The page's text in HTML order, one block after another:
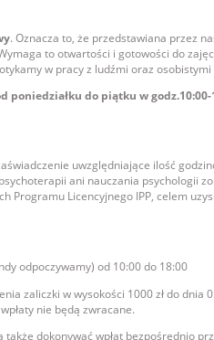
. Oznacza to, że przedstawiana przez
to otwartości i gotowości do
w pracy z ludźmi oraz
poniedziałku do piątku w godz.10:00-
uwzględniające ilość
ani nauczania psychologii
Programu Licencyjnego IPP, celem
odpoczywamy) od 10:00 do 18:00
zaliczki w wysokości 1000 zł do dnia
nie będą zwracane.
dokonywać wpłat bezpośrednio